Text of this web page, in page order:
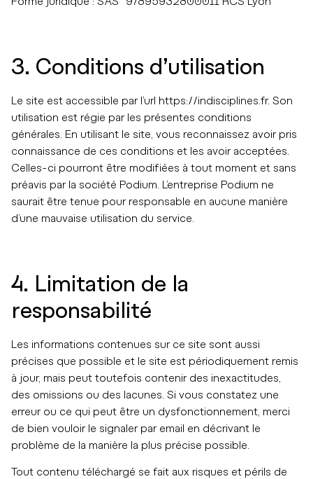
Forme juridique : SAS 97895932800011 RCS Lyon
3. Conditions d’utilisation
Le site est accessible par l’url https://indisciplines.fr. Son
utilisation est régie par les présentes conditions
générales. En utilisant le site, vous reconnaissez avoir pris
connaissance de ces conditions et les avoir acceptées.
Celles-ci pourront être modifiées à tout moment et sans
préavis par la société Podium. L’entreprise Podium ne
saurait être tenue pour responsable en aucune manière
d’une mauvaise utilisation du service.
4. Limitation de la
responsabilité
Les informations contenues sur ce site sont aussi
précises que possible et le site est périodiquement remis
à jour, mais peut toutefois contenir des inexactitudes,
des omissions ou des lacunes. Si vous constatez une
erreur ou ce qui peut être un dysfonctionnement, merci
de bien vouloir le signaler par email en décrivant le
problème de la manière la plus précise possible.
Tout contenu téléchargé se fait aux risques et périls de